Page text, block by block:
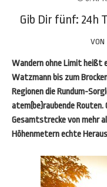
Gib Dir fünf:
VON
Wandern ohne Limit heißt
Watzmann bis zum
Regionen die Rundum-
atem(be)raubende
Gesamtstrecke von mehr
Höhenmetern echte